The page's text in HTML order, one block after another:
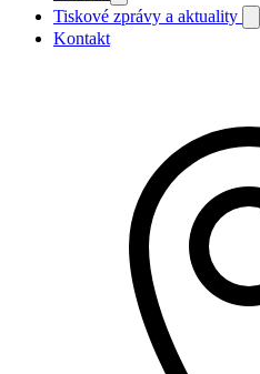
Tiskové zprávy a aktuality
Kontakt